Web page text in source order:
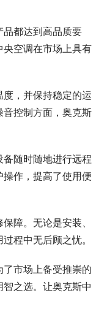
都达到高品质要
空调在市场上具有
，并保持稳定的运
控制方面，奥克斯
随时随地进行远程
作，提高了使用便
障。无论是安装、
程中无后顾之忧。
市场上备受推崇的
之选。让奥克斯中